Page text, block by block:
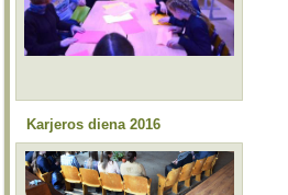
Karjeros diena 2016